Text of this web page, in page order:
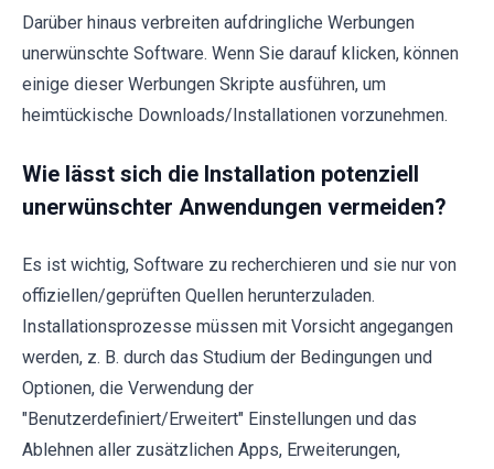
Darüber hinaus verbreiten aufdringliche Werbungen
unerwünschte Software. Wenn Sie darauf klicken, können
einige dieser Werbungen Skripte ausführen, um
heimtückische Downloads/Installationen vorzunehmen.
Wie lässt sich die Installation potenziell
unerwünschter Anwendungen vermeiden?
Es ist wichtig, Software zu recherchieren und sie nur von
offiziellen/geprüften Quellen herunterzuladen.
Installationsprozesse müssen mit Vorsicht angegangen
werden, z. B. durch das Studium der Bedingungen und
Optionen, die Verwendung der
"Benutzerdefiniert/Erweitert" Einstellungen und das
Ablehnen aller zusätzlichen Apps, Erweiterungen,